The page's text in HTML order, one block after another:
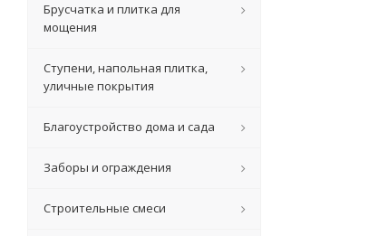
Брусчатка и плитка для
мощения
Ступени, напольная плитка,
уличные покрытия
Благоустройство дома и сада
Заборы и ограждения
Строительные смеси